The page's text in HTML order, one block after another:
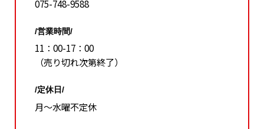
075-748-9588
/営業時間/
11：00-17：00
（売り切れ次第終了）
/定休日/
月～水曜不定休